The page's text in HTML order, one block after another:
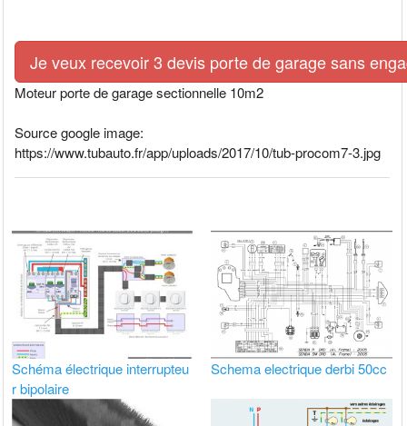
Je veux recevoir 3 devis porte de garage sans
Moteur porte de garage sectionnelle 10m2
Source google image:
https://www.tubauto.fr/app/uploads/2017/10/tub-procom7-3.jpg
Schéma électrique interrupteu
r bipolaire
Schema electrique derbi 50cc